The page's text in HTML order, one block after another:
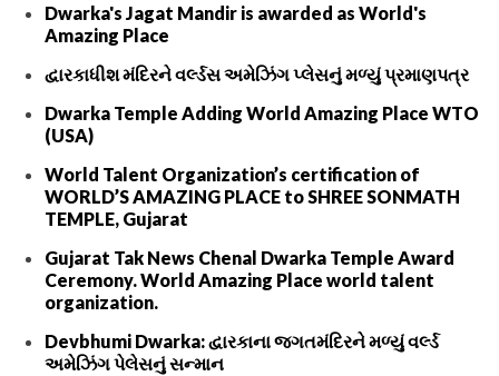
Dwarka's Jagat Mandir is awarded as World's
Amazing Place
દ્વારકાધીશ મંદિરને વર્લ્ડસ અમેઝિંગ પ્લેસનું મળ્યું પ્રમાણપત્ર
Dwarka Temple Adding World Amazing Place WTO
(USA)
World Talent Organization’s certification of
WORLD’S AMAZING PLACE to SHREE SONMATH
TEMPLE, Gujarat
Gujarat Tak News Chenal Dwarka Temple Award
Ceremony. World Amazing Place world talent
organization.
Devbhumi Dwarka: દ્વારકાના જગતમંદિરને મળ્યું વર્લ્ડ
અમેઝિંગ પેલેસનું સન્માન